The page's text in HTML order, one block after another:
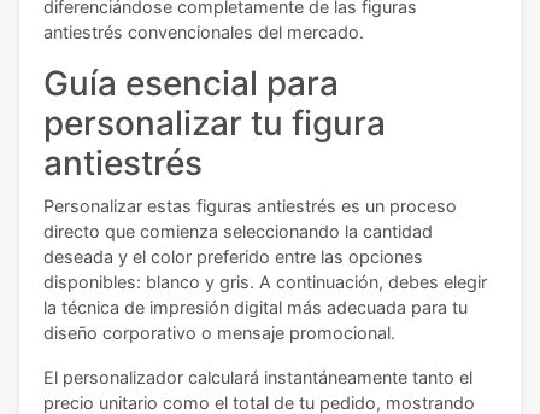
diferenciándose completamente de las figuras
antiestrés convencionales del mercado.
Guía esencial para
personalizar tu figura
antiestrés
Personalizar estas figuras antiestrés es un proceso
directo que comienza seleccionando la cantidad
deseada y el color preferido entre las opciones
disponibles: blanco y gris. A continuación, debes elegir
la técnica de impresión digital más adecuada para tu
diseño corporativo o mensaje promocional.
El personalizador calculará instantáneamente tanto el
precio unitario como el total de tu pedido, mostrando